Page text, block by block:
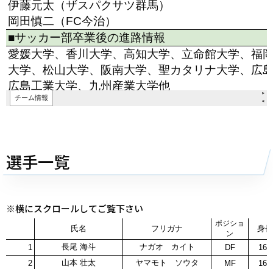
選手一覧
※横にスクロールしてご覧下さい